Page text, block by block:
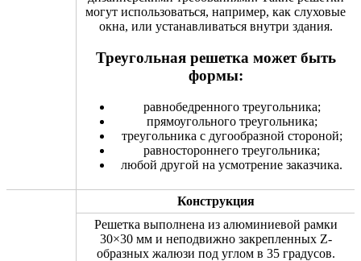
могут использоваться, например, как слуховые
окна, или устанавливаться внутри здания.
Треугольная решетка может быть
формы:
равнобедренного треугольника;
прямоугольного треугольника;
треугольника с дугообразной стороной;
равностороннего треугольника;
любой другой на усмотрение заказчика.
Конструкция
Решетка выполнена из алюминиевой рамки
30×30 мм и неподвижно закрепленных Z-
образных жалюзи под углом в 35 градусов.